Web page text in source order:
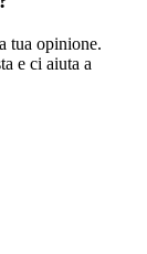
tua opinione.
e ci aiuta a